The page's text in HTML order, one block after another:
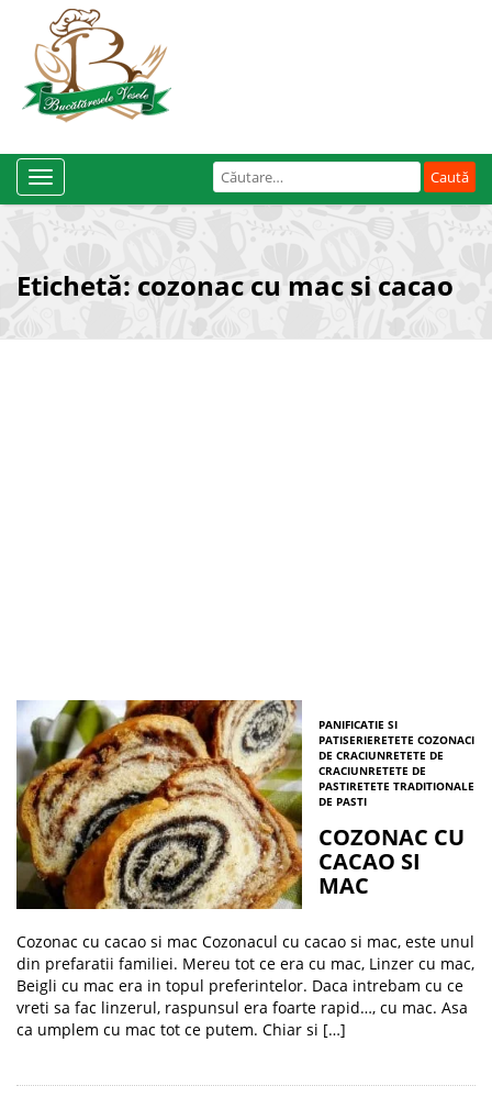
Caută
după:
Toggle
Navigation
Etichetă: cozonac cu mac si cacao
PANIFICATIE SI
PATISERIERETETE COZONACI
DE CRACIUNRETETE DE
CRACIUNRETETE DE
PASTIRETETE TRADITIONALE
DE PASTI
COZONAC CU
CACAO SI
MAC
Cozonac cu cacao si mac Cozonacul cu cacao si mac, este unul
din prefaratii familiei. Mereu tot ce era cu mac, Linzer cu mac,
Beigli cu mac era in topul preferintelor. Daca intrebam cu ce
vreti sa fac linzerul, raspunsul era foarte rapid…, cu mac. Asa
ca umplem cu mac tot ce putem. Chiar si […]